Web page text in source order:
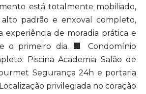
está totalmente mobiliado,
padrão e enxoval completo,
experiência de moradia prática e
o primeiro dia. 🏢 Condomínio
Piscina Academia Salão de
Segurança 24h e portaria
privilegiada no coração